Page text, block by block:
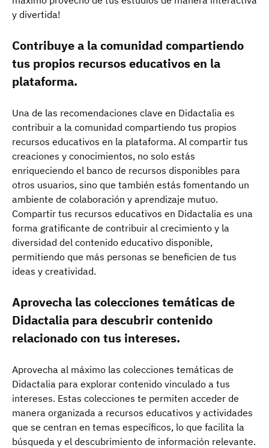
y divertida!
Contribuye a la comunidad compartiendo
tus propios recursos educativos en la
plataforma.
Una de las recomendaciones clave en Didactalia es
contribuir a la comunidad compartiendo tus propios
recursos educativos en la plataforma. Al compartir tus
creaciones y conocimientos, no solo estás
enriqueciendo el banco de recursos disponibles para
otros usuarios, sino que también estás fomentando un
ambiente de colaboración y aprendizaje mutuo.
Compartir tus recursos educativos en Didactalia es una
forma gratificante de contribuir al crecimiento y la
diversidad del contenido educativo disponible,
permitiendo que más personas se beneficien de tus
ideas y creatividad.
Aprovecha las colecciones temáticas de
Didactalia para descubrir contenido
relacionado con tus intereses.
Aprovecha al máximo las colecciones temáticas de
Didactalia para explorar contenido vinculado a tus
intereses. Estas colecciones te permiten acceder de
manera organizada a recursos educativos y actividades
que se centran en temas específicos, lo que facilita la
búsqueda y el descubrimiento de información relevante.